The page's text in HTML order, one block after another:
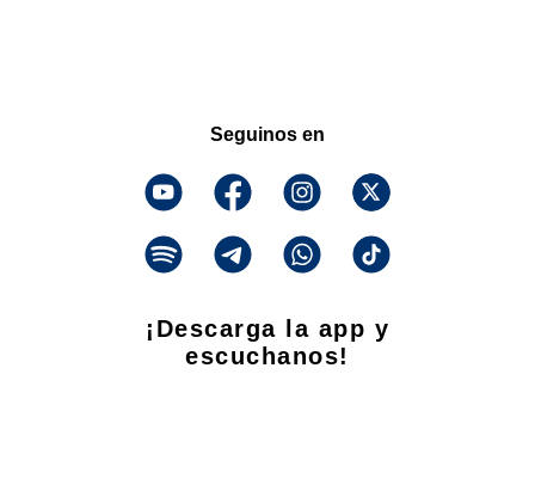
Seguinos en
¡Descarga la app y
escuchanos!